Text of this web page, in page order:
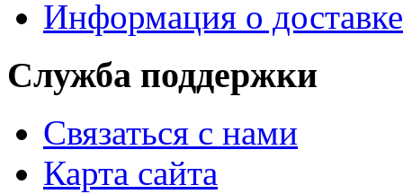
Информация о доставке
Служба поддержки
Связаться с нами
Карта сайта